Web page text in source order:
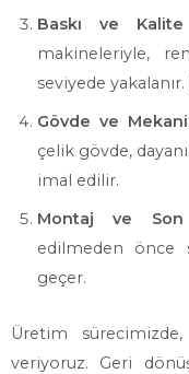
Baskı ve
makineleriyle,
seviyede
Gövde ve
çelik gövde,
imal edilir.
Montaj ve Son
edilmeden önce
geçer.
Üretim
veriyoruz. Geri